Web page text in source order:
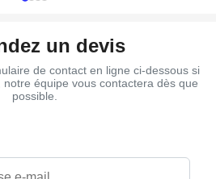
un devis
de contact en ligne ci-dessous si
équipe vous contactera dès que
possible.